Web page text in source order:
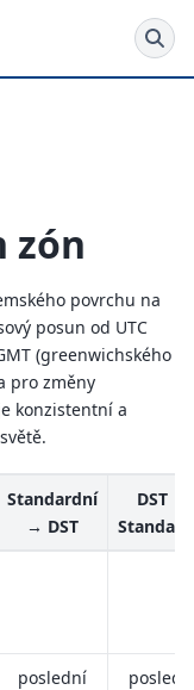
zón
povrchu na
posun od UTC
(greenwichského
pro změny
konzistentní a
Standardní
→ DST
DST →
poslední